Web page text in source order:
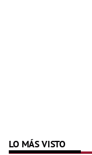
LO MÁS VISTO